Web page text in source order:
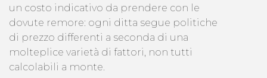
un costo indicativo da prendere con le
dovute remore: ogni ditta segue politiche
di prezzo differenti a seconda di una
molteplice varietà di fattori, non tutti
calcolabili a monte.